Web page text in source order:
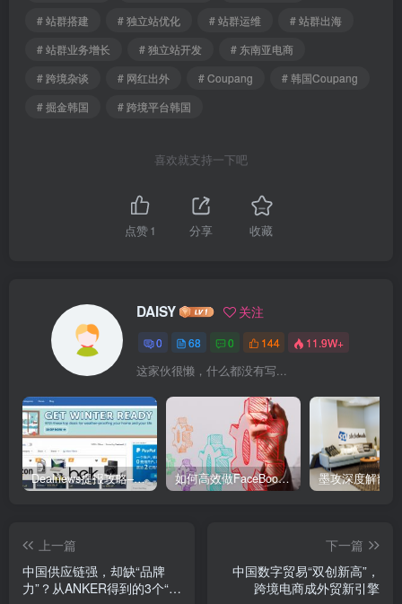
# 站群搭建
# 独立站优化 # 站群运维
# 站群出海
# 站群业务增长
# 独立站开发
# 东南亚电商
# 跨境杂谈
# 网红出外 # Coupang
# 韩国Coupang
# 掘金韩国
# 跨境平台韩国
喜欢就支持一下吧
点赞1 分享 收藏
DAISY 关注
0 68 0 144 11.9W+
这家伙很懒，什么都没有写...
Dealnews提报攻略–美国Top2专业折扣网站 如何高效做FaceBook群组促销推广
上一篇
中国供应链强，却缺“品牌
力”？从ANKER得到的3个“故
下一篇
中国数字贸易“双创新高”，
跨境电商成外贸新引擎